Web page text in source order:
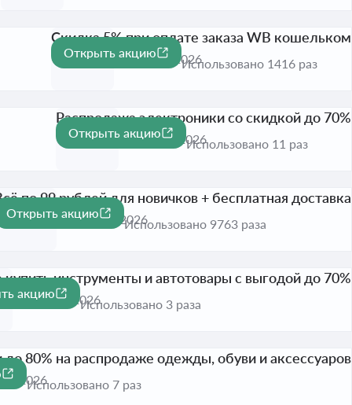
-5%
Скидка 5% при оплате заказа WB кошельком
Активна до 10 авг. 2026
Открыть акцию
Использовано 1416 раз
-70%
Распродажа электроники со скидкой до 70%
Активна до 17 авг. 2026
Открыть акцию
Использовано 11 раз
по 99 рублей для новичков + бесплатная доставка
Активна до 31 дек. 2026
Открыть акцию
Использовано 9763 раза
купить инструменты и автотовары с выгодой до 70%
до 17 авг. 2026
акцию
Использовано 3 раза
80% на распродаже одежды, обуви и аксессуаров
2026
Использовано 7 раз